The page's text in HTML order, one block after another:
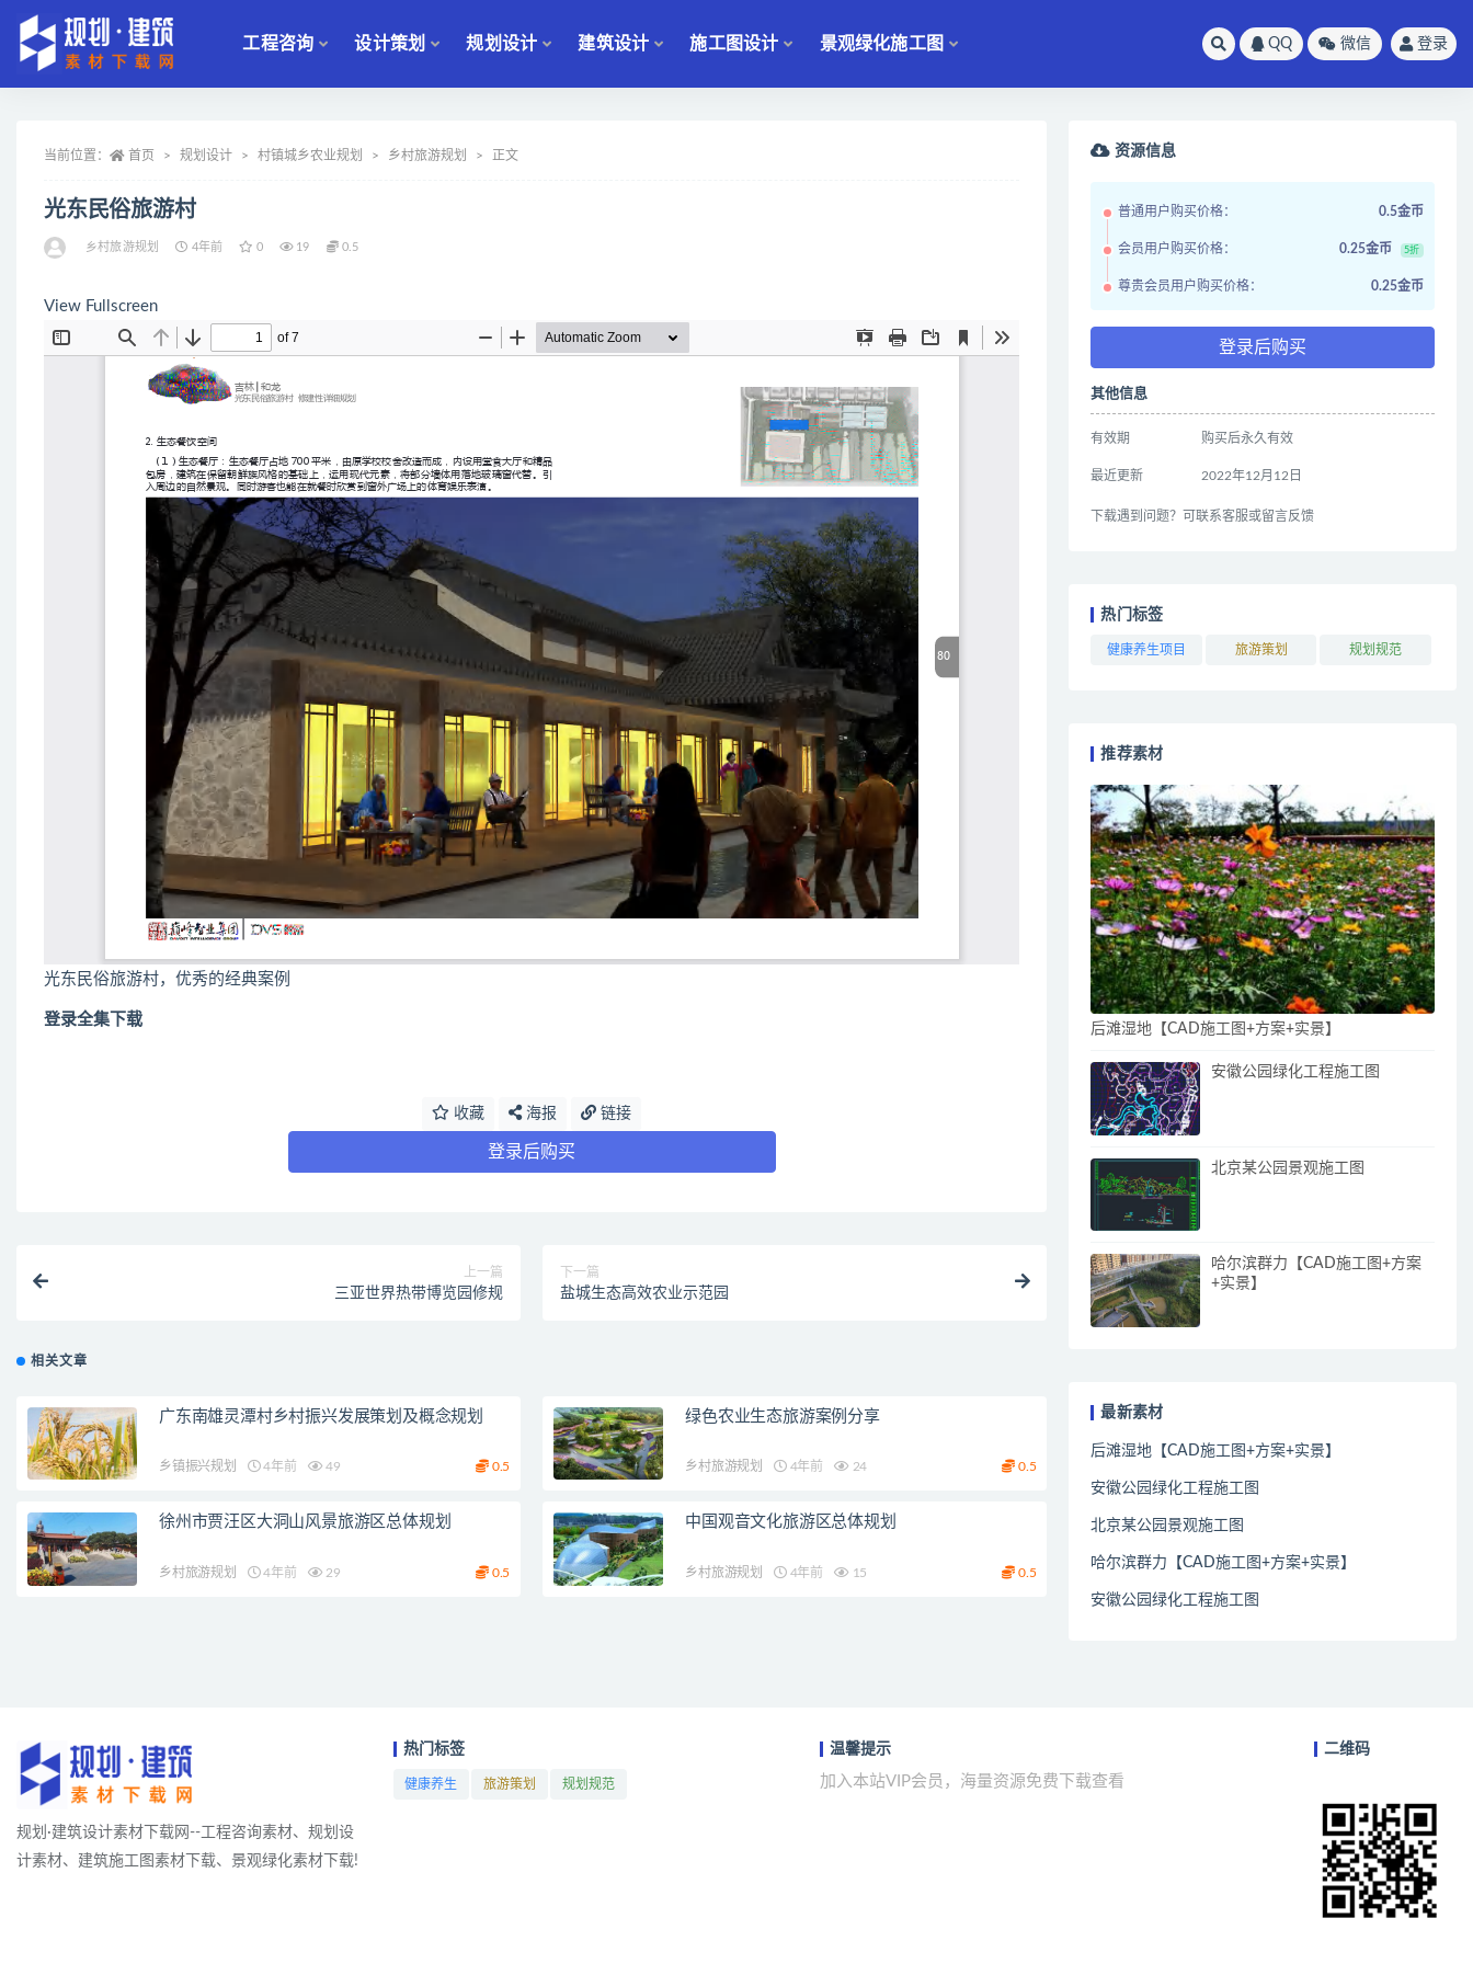
工程咨询 设计策划 规划设计 建筑设计 施工图设计 景观绿化施工图 QQ 微信 登录
当前位置： 首页 规划设计 村镇城乡农业规划 乡村旅游规划 正文
光东民俗旅游村
乡村旅游规划 4年前 0 19 0.5
View Fullscreen
光东民俗旅游村，优秀的经典案例
登录全集下载
收藏 海报 链接
登录后购买
上一篇
三亚世界热带博览园修规
下一篇
盐城生态高效农业示范园
相关文章
广东南雄灵潭村乡村振兴发展策划及概念规划
乡镇振兴规划 4年前 49 0.5
绿色农业生态旅游案例分享
乡村旅游规划 4年前 24 0.5
徐州市贾汪区大洞山风景旅游区总体规划
乡村旅游规划 4年前 29 0.5
中国观音文化旅游区总体规划
乡村旅游规划 4年前 15 0.5
资源信息
普通用户购买价格： 0.5金币
会员用户购买价格： 0.25金币 5折
尊贵会员用户购买价格： 0.25金币
登录后购买
其他信息
有效期 购买后永久有效
最近更新 2022年12月12日
下载遇到问题？可联系客服或留言反馈
热门标签
健康养生项目 旅游策划 规划规范
推荐素材
后滩湿地【CAD施工图+方案+实景】
安徽公园绿化工程施工图
北京某公园景观施工图
哈尔滨群力【CAD施工图+方案
+实景】
最新素材
后滩湿地【CAD施工图+方案+实景】
安徽公园绿化工程施工图
北京某公园景观施工图
哈尔滨群力【CAD施工图+方案+实景】
安徽公园绿化工程施工图
规划·建筑设计素材下载网--工程咨询素材、规划设
计素材、建筑施工图素材下载、景观绿化素材下载!
热门标签
健康养生 旅游策划 规划规范
温馨提示
加入本站VIP会员，海量资源免费下载查看
二维码